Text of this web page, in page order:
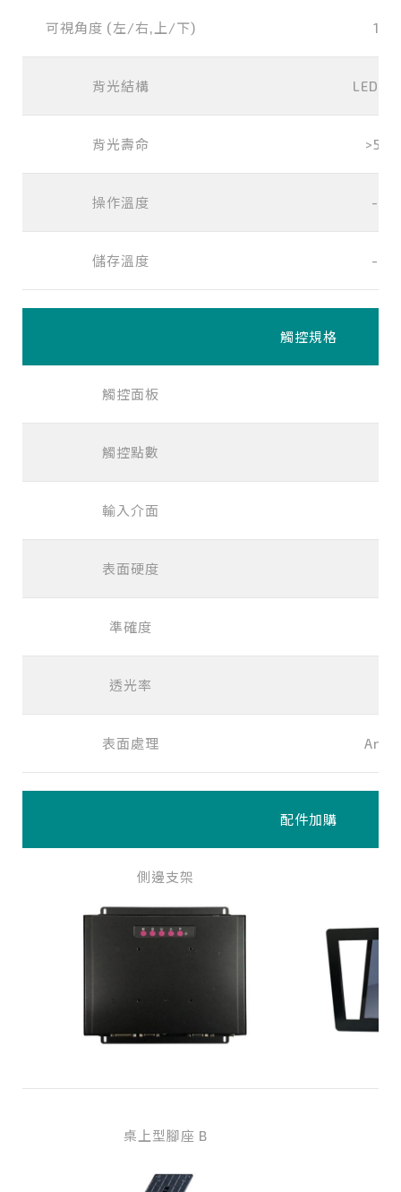
可視角度 (左/右,上/下)
背光結構 LED
背光壽命
操作溫度 -
儲存溫度 -
觸控規格
觸控面板
觸控點數
輸入介面
表面硬度
準確度
透光率
表面處理 Anti
配件加購
側邊支架
桌上型腳座 B